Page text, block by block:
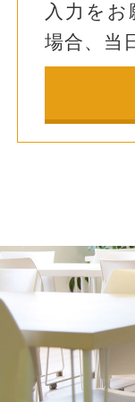
入力を
場合、当